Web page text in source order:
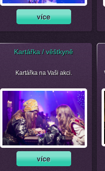
Kartářka / věštkyně
Kartářka na Vaši akci.